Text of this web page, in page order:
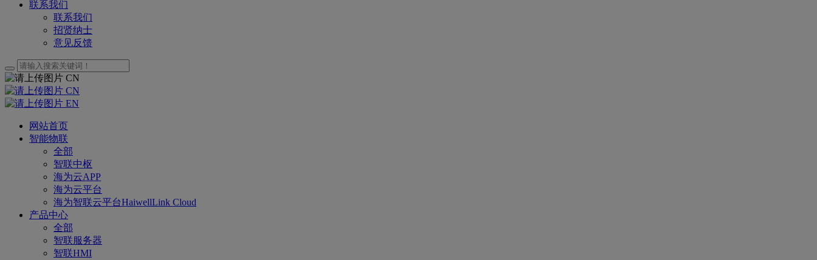
联系我们
联系我们
招贤纳士
意见反馈
CN
CN
EN
网站首页
智能物联
全部
智联中枢
海为云APP
海为云平台
海为智联云平台HaiwellLink Cloud
产品中心
全部
智联服务器
智联HMI